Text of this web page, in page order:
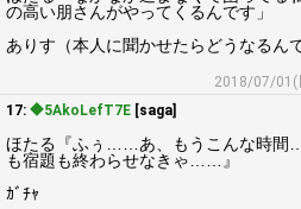
の高い朋さんがやってくるんです」
ありす（本人に聞かせたらどうなるん
2018/07/01(
17: ◆5AkoLefT7E [saga]
ほたる『ふぅ……あ、もうこんな時
も宿題も終わらせなきゃ……』
ｶﾞﾁｬ